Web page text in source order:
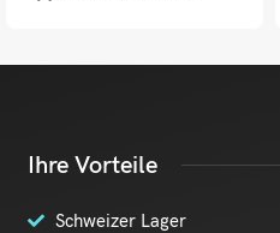
Ihre Vorteile
Schweizer Lager